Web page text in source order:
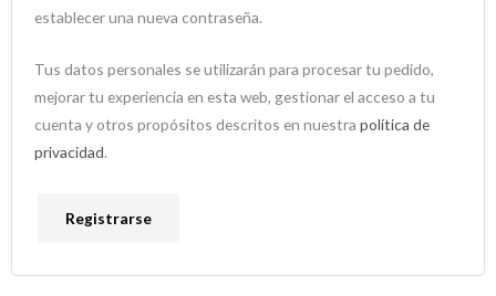
establecer una nueva contraseña.
Tus datos personales se utilizarán para procesar tu pedido,
mejorar tu experiencia en esta web, gestionar el acceso a tu
cuenta y otros propósitos descritos en nuestra política de
privacidad.
Registrarse